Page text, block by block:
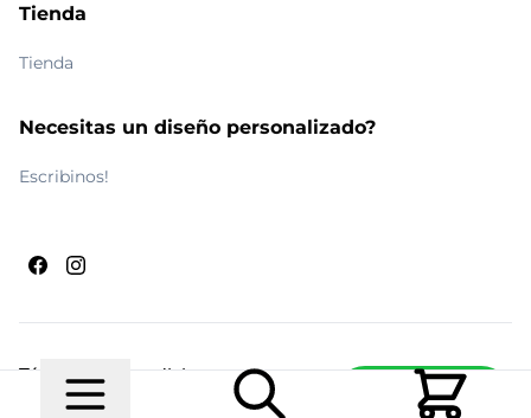
Escribinos
Tienda
Tienda
Necesitas un diseño personalizado?
Escribinos!
© 2026 Maldito RamónRealizado por Ecwid de
Términos y condiciones